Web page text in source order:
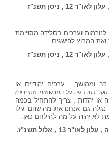
, ניסן תשנ"ז
וערכים בסלידה מסויימת
המרוץ להישגים.
, ניסן תשנ"ז
וממושך... ערכים יהודיים או
בנורבגיה על התרשמות מתיירים)
או יהדות , צריך להתחיל בכמה
נגלה גם אנחנו את מה שהם גילו
לא יהיה על מה להילחם כאן.
13 , אלול תשנ"ז.